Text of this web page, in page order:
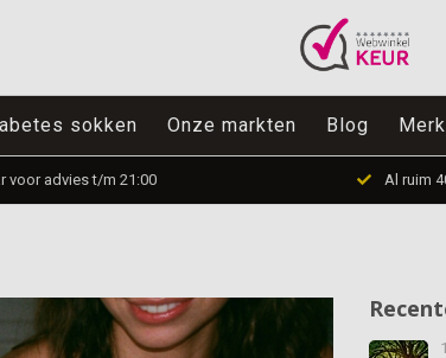
sokken Onze markten Blog
voor advies t/m 21:00 Al ruim